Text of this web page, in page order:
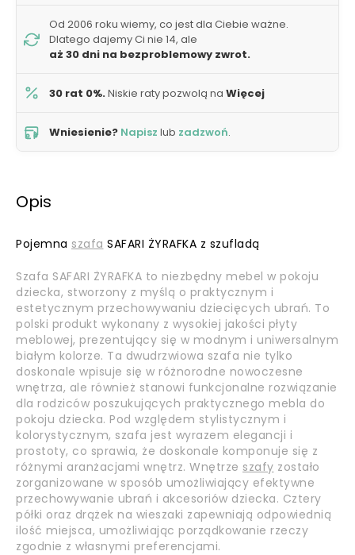
Od 2006 roku wiemy, co jest dla Ciebie ważne.
Dlatego dajemy Ci nie 14, ale
aż 30 dni na bezproblemowy zwrot.
30 rat 0%.Niskie raty pozwolą na Więcej
Wniesienie? Napisz lub zadzwoń.
Opis
Pojemna szafa SAFARI ŻYRAFKA z szufladą
Szafa SAFARI ŻYRAFKA to niezbędny mebel w pokoju
dziecka, stworzony z myślą o praktycznym i
estetycznym przechowywaniu dziecięcych ubrań. To
polski produkt wykonany z wysokiej jakości płyty
meblowej, prezentujący się w modnym i uniwersalnym
białym kolorze. Ta dwudrzwiowa szafa nie tylko
doskonale wpisuje się w różnorodne nowoczesne
wnętrza, ale również stanowi funkcjonalne rozwiązanie
dla rodziców poszukujących praktycznego mebla do
pokoju dziecka. Pod względem stylistycznym i
kolorystycznym, szafa jest wyrazem elegancji i
prostoty, co sprawia, że doskonale komponuje się z
różnymi aranżacjami wnętrz. Wnętrze szafy zostało
zorganizowane w sposób umożliwiający efektywne
przechowywanie ubrań i akcesoriów dziecka. Cztery
półki oraz drążek na wieszaki zapewniają odpowiednią
ilość miejsca, umożliwiając porządkowanie rzeczy
zgodnie z własnymi preferencjami.